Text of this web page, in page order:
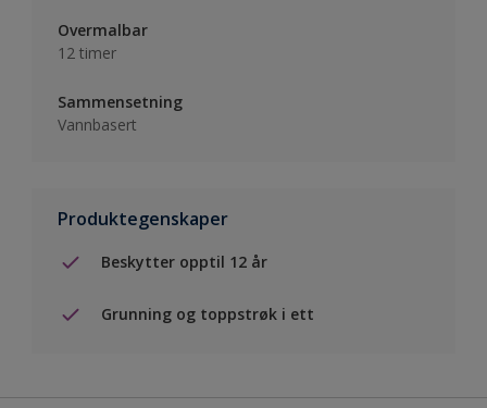
Overmalbar
12 timer
Sammensetning
Vannbasert
Produktegenskaper
Beskytter opptil 12 år
Grunning og toppstrøk i ett